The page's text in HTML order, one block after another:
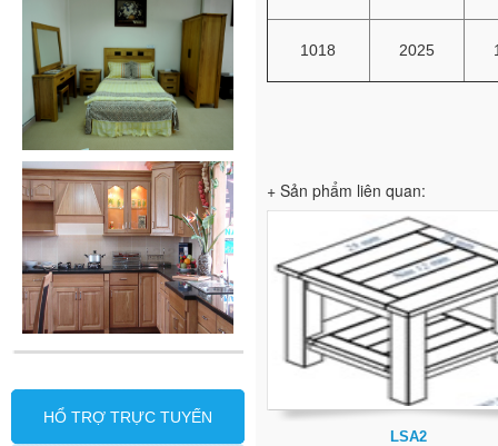
HỔ TRỢ TRỰC TUYẾN
1018 2025
+ Sản phẩm liên quan:
LSA2